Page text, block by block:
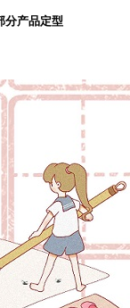
分产品定型